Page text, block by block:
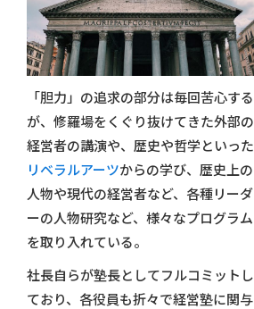
「胆力」の追求の部分は毎回苦心する
が、修羅場をくぐり抜けてきた外部の
経営者の講演や、歴史や哲学といった
リベラルアーツからの学び、歴史上の
人物や現代の経営者など、各種リーダ
ーの人物研究など、様々なプログラム
を取り入れている。
社長自らが塾長としてフルコミットし
ており、各役員も折々で経営塾に関与